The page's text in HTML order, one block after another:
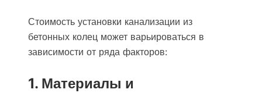
Стоимость установки канализации из
бетонных колец может варьироваться в
зависимости от ряда факторов:
1. Материалы и